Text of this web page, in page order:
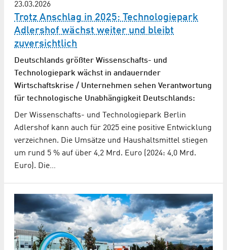
23.03.2026
Trotz Anschlag in 2025: Technologiepark
Adlershof wächst weiter und bleibt
zuversichtlich
Deutschlands größter Wissenschafts- und
Technologiepark wächst in andauernder
Wirtschaftskrise / Unternehmen sehen Verantwortung
für technologische Unabhängigkeit Deutschlands:
Der Wissenschafts- und Technologiepark Berlin
Adlershof kann auch für 2025 eine positive Entwicklung
verzeichnen. Die Umsätze und Haushaltsmittel stiegen
um rund 5 % auf über 4,2 Mrd. Euro (2024: 4,0 Mrd.
Euro). Die…